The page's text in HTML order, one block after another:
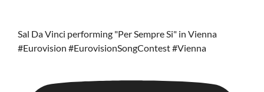
Sal Da Vinci performing "Per Sempre Si" in Vienna
#Eurovision #EurovisionSongContest #Vienna